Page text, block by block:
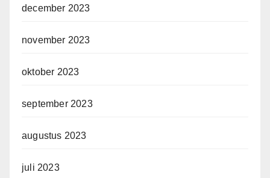
december 2023
november 2023
oktober 2023
september 2023
augustus 2023
juli 2023